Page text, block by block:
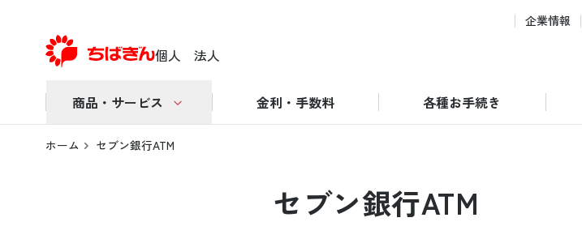
企業情報
個人 法人
商品・サービス 金利・手数料 各種お手続き
ホーム セブン銀行ATM
セブン銀行ATM